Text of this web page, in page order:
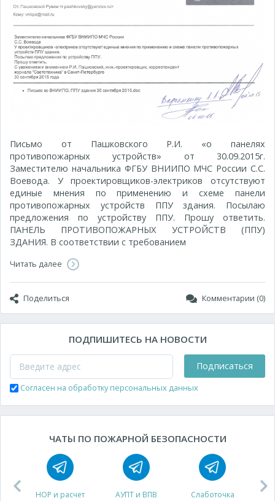
Письмо от Пашковского Р.И. «о панелях
противопожарных устройств» от 30.09.2015г.
Заместителю начальника ФГБУ ВНИИПО МЧС России С.С.
Воевода. У проектировщиков-электриков отсутствуют
единые мнения по применению и схеме панели
противопожарных устройств ППУ здания. Посылаю
предложения по устройству ППУ. Прошу ответить.
ПАНЕЛЬ ПРОТИВОПОЖАРНЫХ УСТРОЙСТВ (ППУ)
ЗДАНИЯ. В соответствии с требованием
Читать далее
Поделиться Комментарии (0)
ПОДПИШИТЕСЬ НА НОВОСТИ
Подписаться
Согласен на обработку персональных данных
ЧАТЫ ПО ПОЖАРНОЙ БЕЗОПАСНОСТИ
НОР и расчет
АУПТ и ВПВ
Слаботочка